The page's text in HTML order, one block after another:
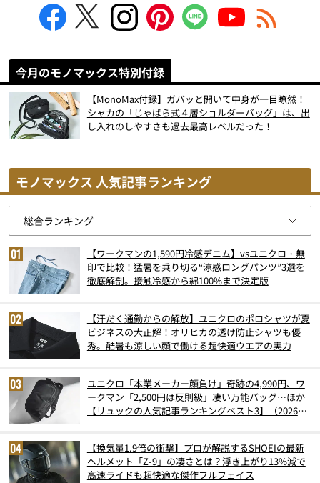
今月のモノマックス特別付録
【MonoMax付録】ガバッと開いて中身が一目瞭然！
シャカの「じゃばら式４層ショルダーバッグ」は、出
し入れのしやすさも過去最高レベルだった！
モノマックス 人気記事ランキング
【ワークマンの1,590円冷感デニム】vsユニクロ・無
印で比較！猛暑を乗り切る“涼感ロングパンツ”3選を
徹底解剖。接触冷感から綿100%まで決定版
【汗だく通勤からの解放】ユニクロのポロシャツが夏
ビジネスの大正解！オリヒカの透け防止シャツも優
秀。酷暑も涼しい顔で働ける超快適ウエアの実力
ユニクロ「本業メーカー顔負け」奇跡の4,990円、ワ
ークマン「2,500円は反則級」凄い万能バッグ…ほか
【リュックの人気記事ランキングベスト3】（2026年
【換気量1.9倍の衝撃】プロが解説するSHOEIの最新
ヘルメット「Z-9」の凄さとは？浮き上がり13%減で
高速ライドも超快適な傑作フルフェイス